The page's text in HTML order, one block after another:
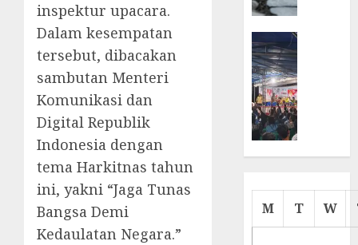
inspektur upacara.
Dalam kesempatan
tersebut, dibacakan
sambutan Menteri
Komunikasi dan
Digital Republik
Indonesia dengan
tema Harkitnas tahun
ini, yakni “Jaga Tunas
Bangsa Demi
Kedaulatan Negara.”
Cermin
M T W